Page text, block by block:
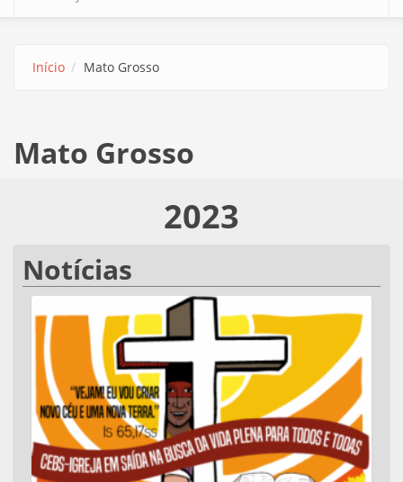
Início Mato Grosso
Mato Grosso
2023
Notícias